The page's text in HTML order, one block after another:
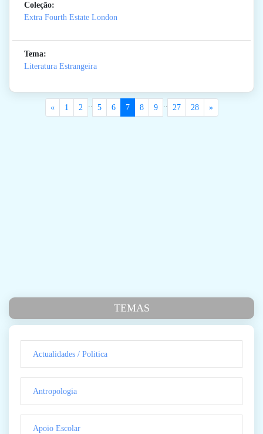
Coleção:
Extra Fourth Estate London
Tema:
Literatura Estrangeira
« 1 2 .. 5 6 7 8 9 .. 27 28 »
TEMAS
Actualidades / Politica
Antropologia
Apoio Escolar